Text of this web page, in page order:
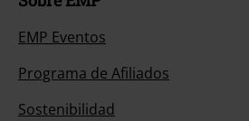
EMP Eventos
Programa de Afiliados
Sostenibilidad